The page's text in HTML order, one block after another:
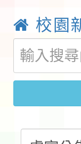
程
函轉
鎮韌
速演
「
法」
本校
第3
告(
檢送
賽實
本市
校園